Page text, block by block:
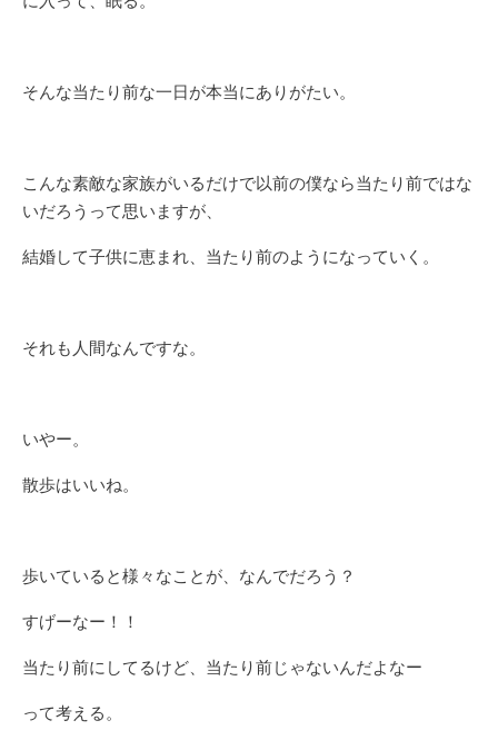
そんな当たり前な一日が本当にありがたい。
こんな素敵な家族がいるだけで以前の僕なら当たり前ではな
いだろうって思いますが、
結婚して子供に恵まれ、当たり前のようになっていく。
それも人間なんですな。
いやー。
散歩はいいね。
歩いていると様々なことが、なんでだろう？
すげーなー！！
当たり前にしてるけど、当たり前じゃないんだよなー
って考える。